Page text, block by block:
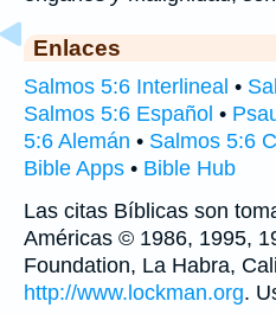
Enlaces
Salmos 5:6 Interlineal •
Salmos 5:6 Español •
5:6 Alemán • Salmos 5:6
Bible Apps • Bible Hub
Las citas Bíblicas son
Américas © 1986, 1995,
Foundation, La Habra,
http://www.lockman.org.